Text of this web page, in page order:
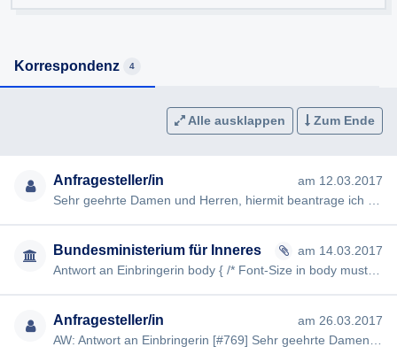
Korrespondenz 4
Alle ausklappen Zum Ende
Anfragesteller/in
am 12.03.2017
Bundesministerium für Inneres
am 14.03.2017
Anfragesteller/in
am 26.03.2017